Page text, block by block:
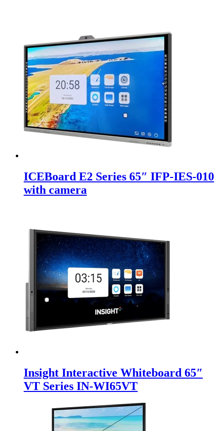
ICEBoard E2 Series 65″ IFP-IES-010
with camera
Insight Interactive Whiteboard 65″
VT Series IN-WI65VT